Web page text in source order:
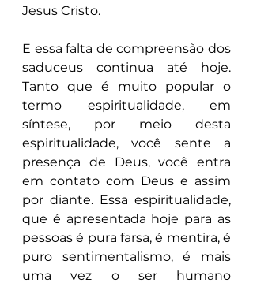
Jesus Cristo.
E essa falta de compreensão dos
saduceus continua até hoje.
Tanto que é muito popular o
termo espiritualidade, em
síntese, por meio desta
espiritualidade, você sente a
presença de Deus, você entra
em contato com Deus e assim
por diante. Essa espiritualidade,
que é apresentada hoje para as
pessoas é pura farsa, é mentira, é
puro sentimentalismo, é mais
uma vez o ser humano